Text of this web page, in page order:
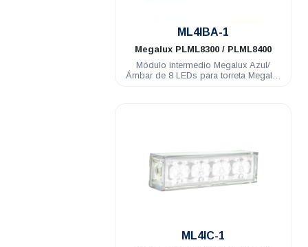
ML4IBA-1
Megalux PLML8300 / PLML8400
Módulo intermedio Megalux Azul/
Ámbar de 8 LEDs para torreta Megalux
ML4IC-1